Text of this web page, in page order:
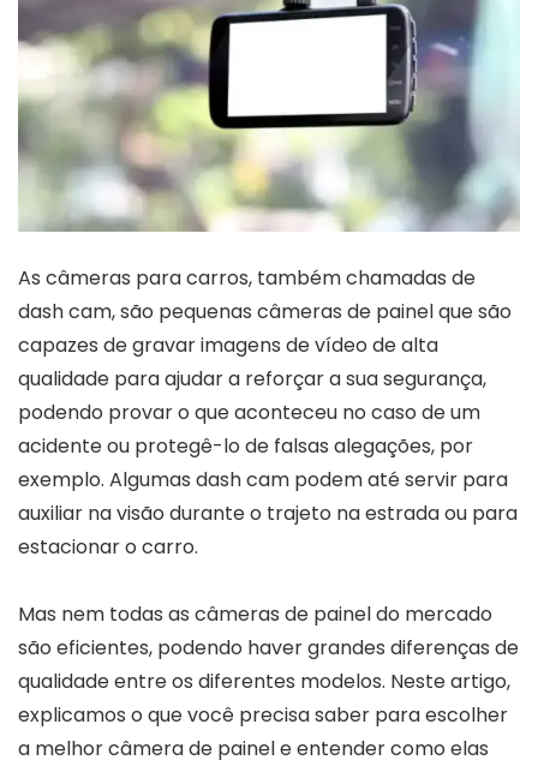
As câmeras para carros, também chamadas de
dash cam, são pequenas câmeras de painel que são
capazes de gravar imagens de vídeo de alta
qualidade para ajudar a reforçar a sua segurança,
podendo provar o que aconteceu no caso de um
acidente ou protegê-lo de falsas alegações, por
exemplo. Algumas dash cam podem até servir para
auxiliar na visão durante o trajeto na estrada ou para
estacionar o carro.
Mas nem todas as câmeras de painel do mercado
são eficientes, podendo haver grandes diferenças de
qualidade entre os diferentes modelos. Neste artigo,
explicamos o que você precisa saber para escolher
a melhor câmera de painel e entender como elas